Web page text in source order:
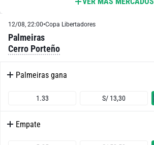
Ambos Equipos Anotan - Sí
2.05
Ambos Equipos Anotan - No
1.80
Palmeiras o Empate
1.14
12/08, 22:00•Copa Libertadores
Palmeiras
Cerro Porteño
Palmeiras gana
1.33 S/ 13,30
Empate